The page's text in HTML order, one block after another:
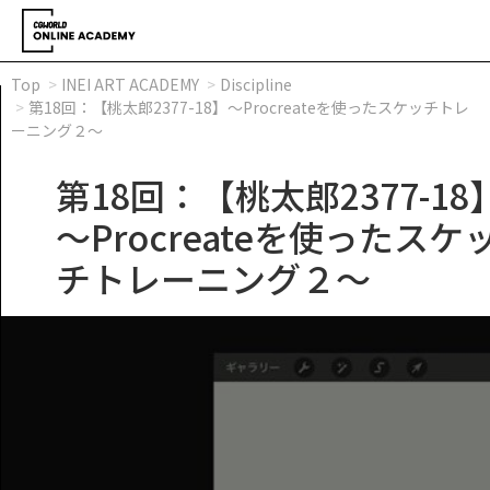
Top INEI ART ACADEMY
Discipline
第18回：【桃太郎2377-18】～Procreateを使ったスケッチトレ
ーニング２～
第18回：【桃太郎2377-18
～Procreateを使ったスケ
チトレーニング２～